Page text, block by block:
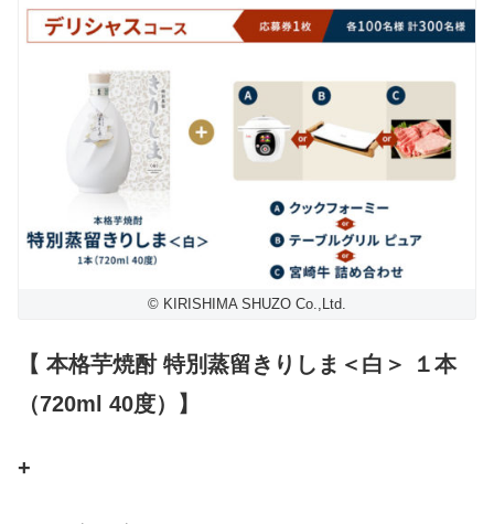
© KIRISHIMA SHUZO Co.,Ltd.
【 本格芋焼酎 特別蒸留きりしま＜白＞ １本
（720ml 40度）】
+